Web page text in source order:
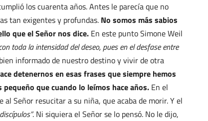
los cuarenta años. Antes le parecía que no
tan exigentes y profundas. No somos más sabios
que el Señor nos dice. En este punto Simone Weil
toda la intensidad del deseo, pues en el desfase entre
informado de nuestro destino y vivir de otra
detenernos en esas frases que siempre hemos
que cuando lo leímos hace años. En el
Señor resucitar a su niña, que acaba de morir. Y el
. Ni siquiera el Señor se lo pensó. No le dijo,